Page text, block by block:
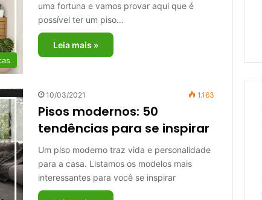
uma fortuna e vamos provar aqui que é
possível ter um piso…
Leia mais »
10/03/2021 1.163
Pisos modernos: 50
tendências para se inspirar
Um piso moderno traz vida e personalidade
para a casa. Listamos os modelos mais
interessantes para você se inspirar